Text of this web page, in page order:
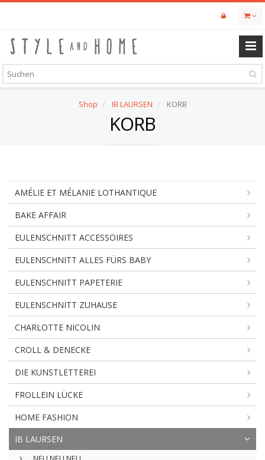
Skip
content
Shop IB LAURSEN KORB
KORB
AMÉLIE ET MÉLANIE LOTHANTIQUE
BAKE AFFAIR
EULENSCHNITT ACCESSOIRES
EULENSCHNITT ALLES FÜRS BABY
EULENSCHNITT PAPETERIE
EULENSCHNITT ZUHAUSE
CHARLOTTE NICOLIN
CROLL & DENECKE
DIE KUNSTLETTEREI
FROLLEIN LÜCKE
HOME FASHION
IB LAURSEN